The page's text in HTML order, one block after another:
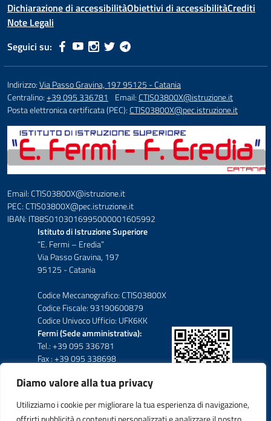
Diamo valore alla tua privacy
Utilizziamo i cookie per migliorare la tua esperienza di navigazione,
Dichiarazione di accessibilitàObiettivi di accessibilitàCrediti
Note Legali
Seguici su:
Indirizzo:Via Passo Gravina, 197 95125 - Catania
Centralino:+39 095 336781 Email:CTIS03800X@istruzione.it
Posta elettronica certificata (PEC):CTIS03800X@pec.istruzione.it
Email: CTIS03800X@istruzione.it
PEC: CTIS03800X@pec.istruzione.it
IBAN: IT88S0103016995000001605992
Istituto di Istruzione Superiore
“E. Fermi – Eredia”
Via Passo Gravina, 197
95125 - Catania
Codice Meccanografico: CTIS03800X
Codice Fiscale: 93190600879
Codice Univoco Ufficio: UFK6KK
Fermi (Sede amministrativa):
Tel.: +39 095 336781
Fax : +39 095 338698
Eredia-Deodato:
Tel.: +39 095 6136206